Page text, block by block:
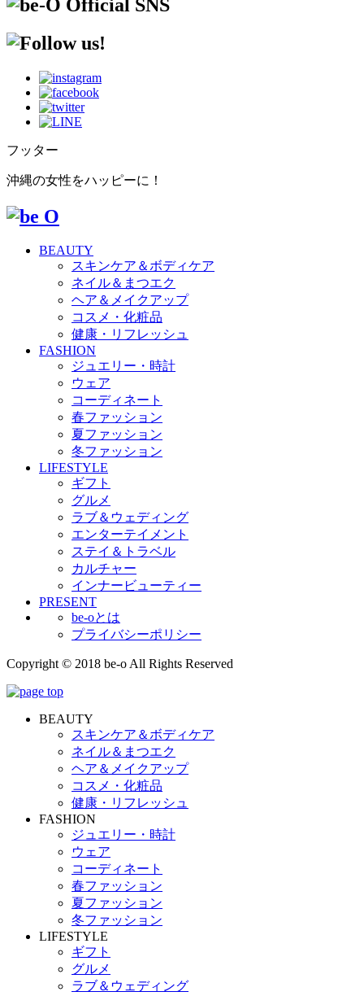
フッター
沖縄の女性をハッピーに！
BEAUTY
スキンケア＆ボディケア
ネイル＆まつエク
ヘア＆メイクアップ
コスメ・化粧品
健康・リフレッシュ
FASHION
ジュエリー・時計
ウェア
コーディネート
春ファッション
夏ファッション
冬ファッション
LIFESTYLE
ギフト
グルメ
ラブ＆ウェディング
エンターテイメント
ステイ＆トラベル
カルチャー
インナービューティー
PRESENT
be-oとは
プライバシーポリシー
Copyright © 2018 be-o All Rights Reserved
BEAUTY
スキンケア＆ボディケア
ネイル＆まつエク
ヘア＆メイクアップ
コスメ・化粧品
健康・リフレッシュ
FASHION
ジュエリー・時計
ウェア
コーディネート
春ファッション
夏ファッション
冬ファッション
LIFESTYLE
ギフト
グルメ
ラブ＆ウェディング